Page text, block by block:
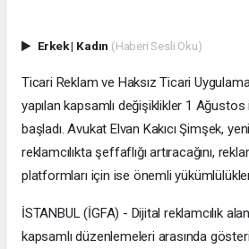
Erkek| Kadın (Haberi Sesli Oku)
Ticari Reklam ve Haksız Ticari
yapılan kapsamlı değişiklikler 1
başladı. Avukat Elvan Kakıcı Şimşek,
reklamcılıkta şeffaflığı artıracağını,
platformları için ise önemli
İSTANBUL (İGFA) - Dijital reklamcılık
kapsamlı düzenlemeleri arasında